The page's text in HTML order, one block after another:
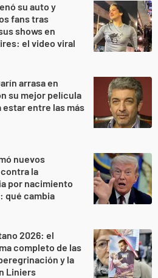
su auto y
fans tras
shows en
el video viral
arrasa en
su mejor película
estar entre las más
nuevos
la
por nacimiento
qué cambia
2026: el
completo de las
y la
Liniers